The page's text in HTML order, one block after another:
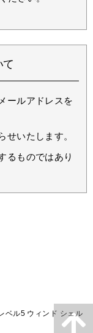
て
ールアドレスを
せいたします。
るものではあり
ベル5 ウィンド シェル